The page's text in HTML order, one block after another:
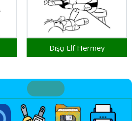
Dişçi Elf Hermey